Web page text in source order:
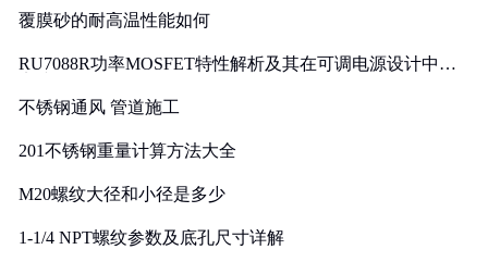
覆膜砂的耐高温性能如何
RU7088R功率MOSFET特性解析及其在可调电源设计中的
不锈钢通风 管道施工
201不锈钢重量计算方法大全
M20螺纹大径和小径是多少
1-1/4 NPT螺纹参数及底孔尺寸详解